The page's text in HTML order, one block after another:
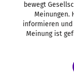
bewegt
Meinungen.
informieren und
Meinung ist